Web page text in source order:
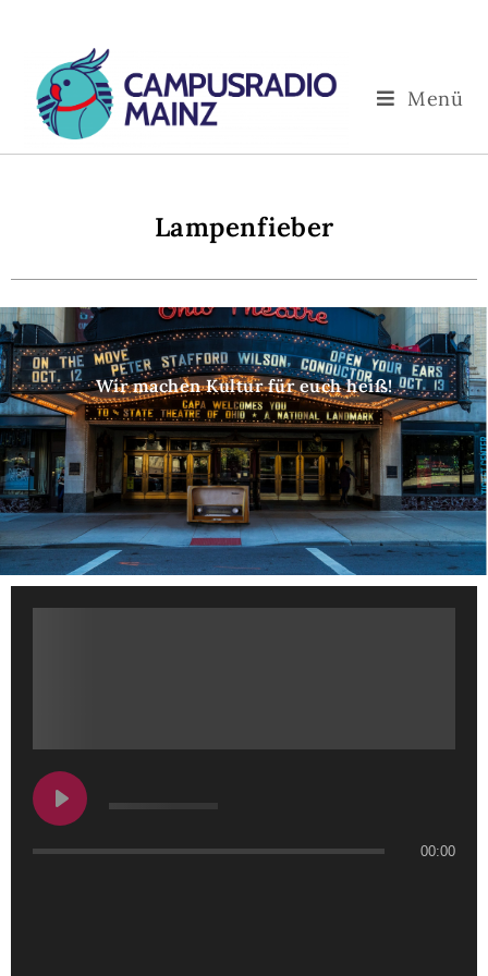
Menü
Lampenfieber
Wir machen Kultur für euch heiß!
00:00